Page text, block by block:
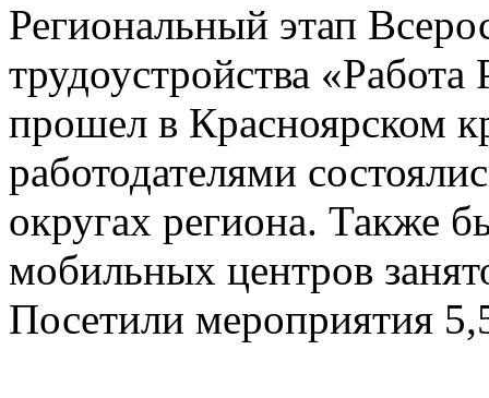
Региональный этап
трудоустройства
прошел в Красноярском
работодателями
округах региона. Также
мобильных центров
Посетили мероприятия